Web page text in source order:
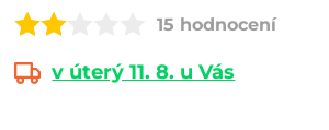
15 hodnocení
v úterý 11. 8. u Vás